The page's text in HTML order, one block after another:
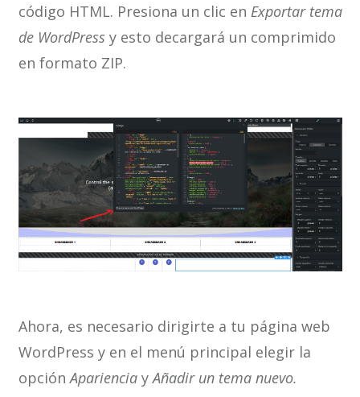
código HTML. Presiona un clic en Exportar tema
de WordPress y esto decargará un comprimido
en formato ZIP.
Ahora, es necesario dirigirte a tu página web
WordPress y en el menú principal elegir la
opciónAparienciayAñadir un tema nuevo.